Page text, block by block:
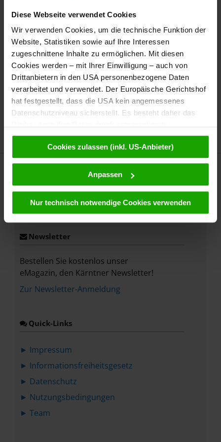
Diese Webseite verwendet Cookies
Wir verwenden Cookies, um die technische Funktion der
Website, Statistiken sowie auf Ihre Interessen
zugeschnittene Inhalte zu ermöglichen. Mit diesen
Cookies werden – mit Ihrer Einwilligung – auch von
Drittanbietern in den USA personenbezogene Daten
verarbeitet und verwendet. Der Europäische Gerichtshof
hat festgestellt, dass die USA kein angemessenes
Datenschutzniveau sicherstellt. Es besteht daher das
Anordnungen gegenüber den Drittanbietern (z.B. Google,
Meta) dem Zugriff durch US-Behörden zu Kontroll- und
Überwachungszwecken unterliegen und dagegen keine
wirksamen Rechtsbehelfe zur Verfügung stehen. Mit
Ihrem Klick auf „Cookies (inkl. US-Anbietern)
von Drittanbietern (auch in den USA) verwendet werden
Datenschutzerklärung.
Cookies zulassen (inkl. US-Anbieter)
Anpassen
Nur technisch notwendige Cookies verwenden
Crow Academy
ILB Medien GmbH • creativehub
Kienzlstraße 17 • 4600 Wels • Österreich
laura@grow-academy.at
Mehr erfahren
Place
Newsletter
Bestellen Sie kostenlos unser
eMagazin, den Kärntner Newsletter!
Zur Newsletter-Anmeldung
Quick-Links
► Impressum
► Informationsfreiheitsgesetz
► Datenschutz
► Nutzungsbedingungen
► Team